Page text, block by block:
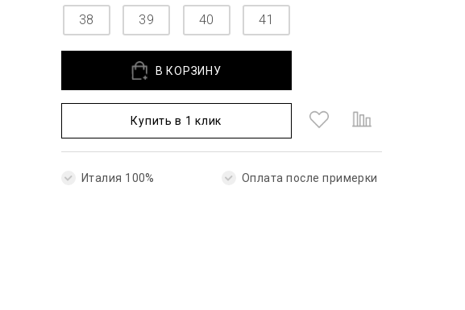
38 39 40 41
В КОРЗИНУ
Купить в 1 клик
Италия 100% Оплата после примерки